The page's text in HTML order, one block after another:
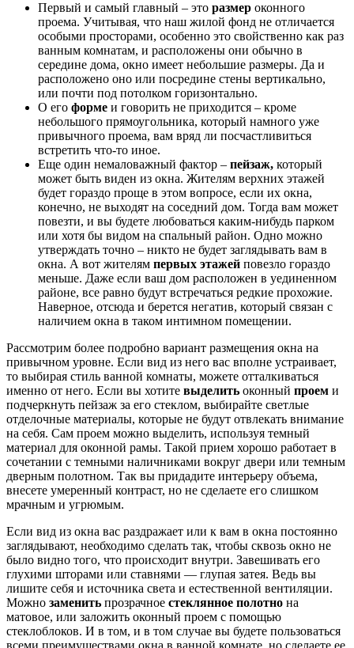
Первый и самый главный – это размер оконного
проема. Учитывая, что наш жилой фонд не отличается
особыми просторами, особенно это свойственно как раз
ванным комнатам, и расположены они обычно в
середине дома, окно имеет небольшие размеры. Да и
расположено оно или посредине стены вертикально,
или почти под потолком горизонтально.
О его форме и говорить не приходится – кроме
небольшого прямоугольника, который намного уже
привычного проема, вам вряд ли посчастливиться
встретить что-то иное.
Еще один немаловажный фактор – пейзаж, который
может быть виден из окна. Жителям верхних этажей
будет гораздо проще в этом вопросе, если их окна,
конечно, не выходят на соседний дом. Тогда вам может
повезти, и вы будете любоваться каким-нибудь парком
или хотя бы видом на спальный район. Одно можно
утверждать точно – никто не будет заглядывать вам в
окна. А вот жителям первых этажей повезло гораздо
меньше. Даже если ваш дом расположен в уединенном
районе, все равно будут встречаться редкие прохожие.
Наверное, отсюда и берется негатив, который связан с
наличием окна в таком интимном помещении.
Рассмотрим более подробно вариант размещения окна на
привычном уровне. Если вид из него вас вполне устраивает,
то выбирая стиль ванной комнаты, можете отталкиваться
именно от него. Если вы хотите выделить оконный проем и
подчеркнуть пейзаж за его стеклом, выбирайте светлые
отделочные материалы, которые не будут отвлекать внимание
на себя. Сам проем можно выделить, используя темный
материал для оконной рамы. Такой прием хорошо работает в
сочетании с темными наличниками вокруг двери или темным
дверным полотном. Так вы придадите интерьеру объема,
внесете умеренный контраст, но не сделаете его слишком
мрачным и угрюмым.
Если вид из окна вас раздражает или к вам в окна постоянно
заглядывают, необходимо сделать так, чтобы сквозь окно не
было видно того, что происходит внутри. Завешивать его
глухими шторами или ставнями — глупая затея. Ведь вы
лишите себя и источника света и естественной вентиляции.
Можно заменить прозрачное стеклянное полотно на
матовое, или заложить оконный проем с помощью
стеклоблоков. И в том, и в том случае вы будете пользоваться
всеми преимуществами окна в ванной комнате, но сделаете ее